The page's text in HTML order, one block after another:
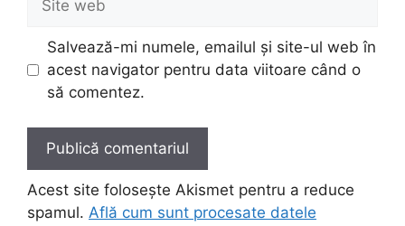
web
Salvează-mi numele, emailul și site-ul web în
acest navigator pentru data viitoare când o
să comentez.
Acest site folosește Akismet pentru a reduce
spamul. Află cum sunt procesate datele